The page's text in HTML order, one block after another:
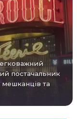
постачальник
мешканців та